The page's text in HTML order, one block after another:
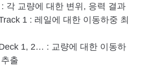
각 교량에 대한 변위, 응력 결과
1 : 레일에 대한 이동하중 최
1, 2… : 교량에 대한 이동하
출